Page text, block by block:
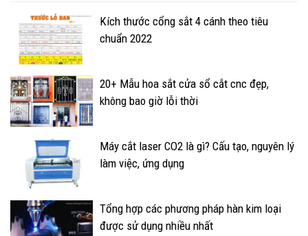
Kích thước cổng sắt 4 cánh theo tiêu
chuẩn 2022
20+ Mẫu hoa sắt cửa sổ cắt cnc đẹp,
không bao giờ lỗi thời
Máy cắt laser CO2 là gì? Cấu tạo, nguyên lý
làm việc, ứng dụng
Tổng hợp các phương pháp hàn kim loại
được sử dụng nhiều nhất